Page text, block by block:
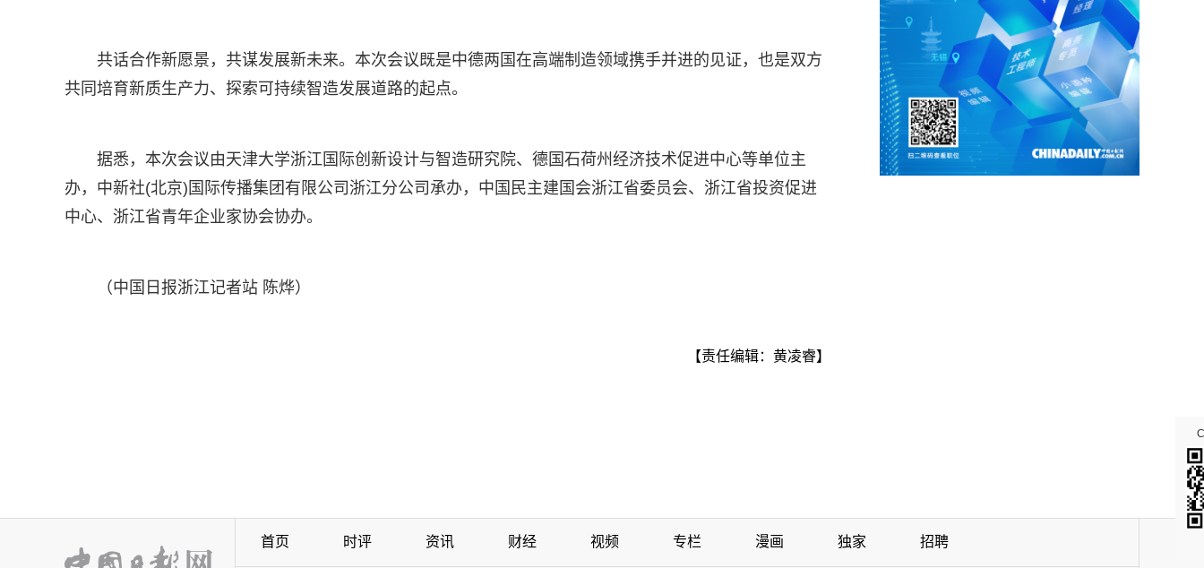
共话合作新愿景，共谋发展新未来。本次会议既是中德两国在高端制造领域携手并进的见证，也是双方
共同培育新质生产力、探索可持续智造发展道路的起点。
据悉，本次会议由天津大学浙江国际创新设计与智造研究院、德国石荷州经济技术促进中心等单位主
办，中新社(北京)国际传播集团有限公司浙江分公司承办，中国民主建国会浙江省委员会、浙江省投资促进
中心、浙江省青年企业家协会协办。
（中国日报浙江记者站 陈烨）
【责任编辑：黄凌睿】
首页 时评 资讯 财经 视频 专栏 漫画 独家 招聘